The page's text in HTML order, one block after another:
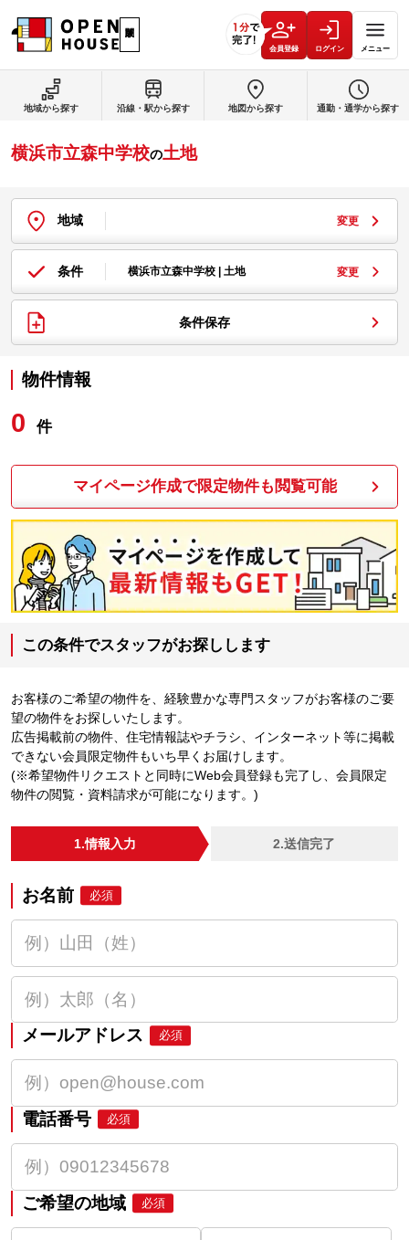
会員登録 ログイン メニュー
横浜市立森中学校の土地
地域 変更
条件 横浜市立森中学校 | 土地 変更
条件保存
物件情報
0 件
マイページ作成で限定物件も閲覧可能
この条件でスタッフがお探しします
お客様のご希望の物件を、経験豊かな専門スタッフがお客様のご要
望の物件をお探しいたします。
広告掲載前の物件、住宅情報誌やチラシ、インターネット等に掲載
できない会員限定物件もいち早くお届けします。
(※希望物件リクエストと同時にWeb会員登録も完了し、会員限定
物件の閲覧・資料請求が可能になります。)
1.情報入力 2.送信完了
お名前 必須
メールアドレス 必須
電話番号 必須
ご希望の地域 必須
地域から探す 沿線・駅から探す 地図から探す 通勤・通学から探す